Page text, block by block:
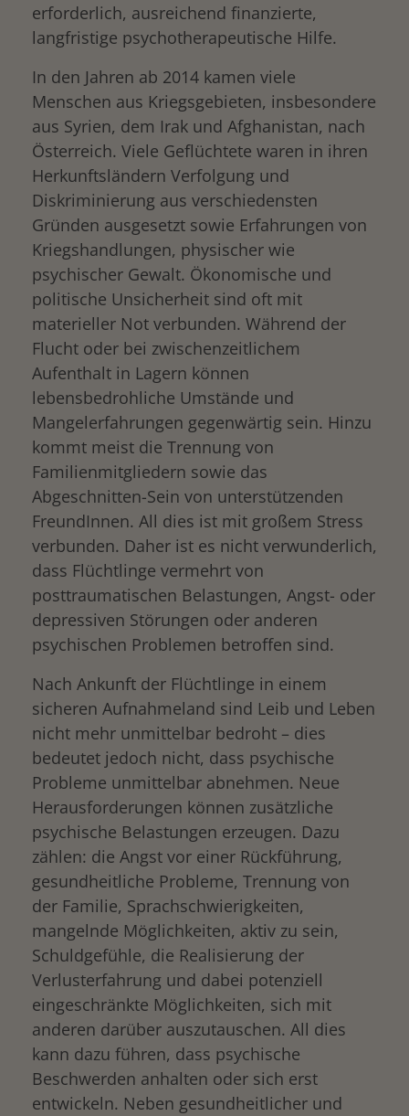
erforderlich, ausreichend finanzierte,
langfristige psychotherapeutische Hilfe.
In den Jahren ab 2014 kamen viele
Menschen aus Kriegsgebieten, insbesondere
aus Syrien, dem Irak und Afghanistan, nach
Österreich. Viele Geflüchtete waren in ihren
Herkunftsländern Verfolgung und
Diskriminierung aus verschiedensten
Gründen ausgesetzt sowie Erfahrungen von
Kriegshandlungen, physischer wie
psychischer Gewalt. Ökonomische und
politische Unsicherheit sind oft mit
materieller Not verbunden. Während der
Flucht oder bei zwischenzeitlichem
Aufenthalt in Lagern können
lebensbedrohliche Umstände und
Mangelerfahrungen gegenwärtig sein. Hinzu
kommt meist die Trennung von
Familienmitgliedern sowie das
Abgeschnitten-Sein von unterstützenden
FreundInnen. All dies ist mit großem Stress
verbunden. Daher ist es nicht verwunderlich,
dass Flüchtlinge vermehrt von
posttraumatischen Belastungen, Angst- oder
depressiven Störungen oder anderen
psychischen Problemen betroffen sind.
Nach Ankunft der Flüchtlinge in einem
sicheren Aufnahmeland sind Leib und Leben
nicht mehr unmittelbar bedroht – dies
bedeutet jedoch nicht, dass psychische
Probleme unmittelbar abnehmen. Neue
Herausforderungen können zusätzliche
psychische Belastungen erzeugen. Dazu
zählen: die Angst vor einer Rückführung,
gesundheitliche Probleme, Trennung von
der Familie, Sprachschwierigkeiten,
mangelnde Möglichkeiten, aktiv zu sein,
Schuldgefühle, die Realisierung der
Verlusterfahrung und dabei potenziell
eingeschränkte Möglichkeiten, sich mit
anderen darüber auszutauschen. All dies
kann dazu führen, dass psychische
Beschwerden anhalten oder sich erst
entwickeln. Neben gesundheitlicher und